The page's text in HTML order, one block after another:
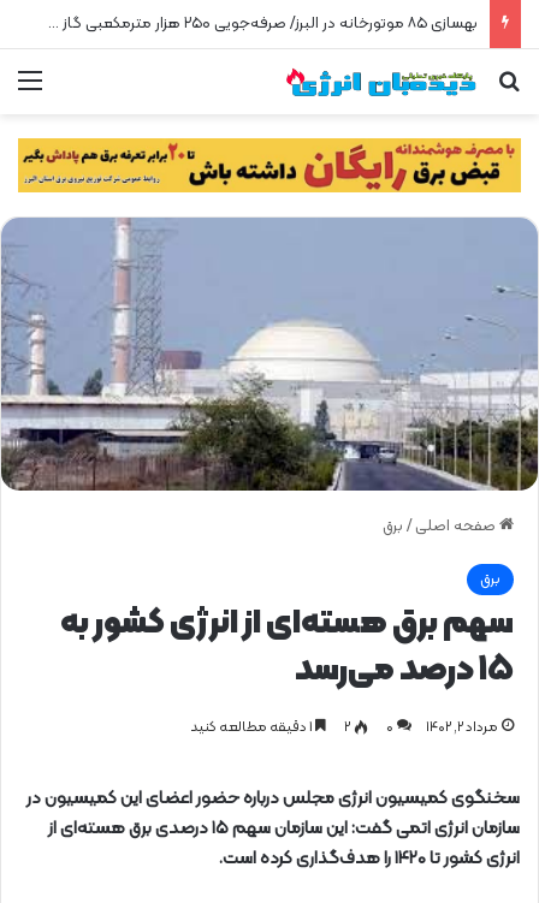
بهسازی ۸۵ موتورخانه در البرز/ صرفه‌جویی ۲۵۰ هزار مترمکعبی گاز در سه ماه
جستجو برای
صفحه اصلی / برق
برق
سهم برق هسته‌ای از انرژی کشور به
۱۵ درصد می‌رسد
مرداد ۲, ۱۴۰۲ 0 ۲
سخنگوی کمیسیون انرژی مجلس درباره حضور اعضای این کمیسیون در
سازمان انرژی اتمی گفت: این سازمان سهم ۱۵ درصدی برق هسته‌ای از
انرژی کشور تا ۱۴۲۰ را هدف‌گذاری کرده است.